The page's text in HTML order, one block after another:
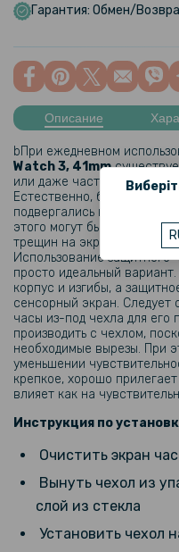
Металлический ремешок
389
Ремешок Textile Elastic
199
Защитный чехол с
99
119
Противоударное защитное
Google Pixel Watch 3 41mm /
159
2 20 / 27mm, 2шт
Гарантия: Обмен/
Описание
bПри ежедневном
Watch 3, 41mm​
или даже частичной
Естественно, бывали
подвергались
этого могут быть крайне
трещин на экране и
Использование защитного
просто идеальный
корпус и изгибы, а
сенсорный экран. Следует
часы из-под чехла для его
производить с чехлом,
необходимые вырезы. При
уменьшении
крепкое, хорошо
влияет как на
Инструкция по
Очистить экран
Вынуть чехол из
слой из стекла
Установить чехол